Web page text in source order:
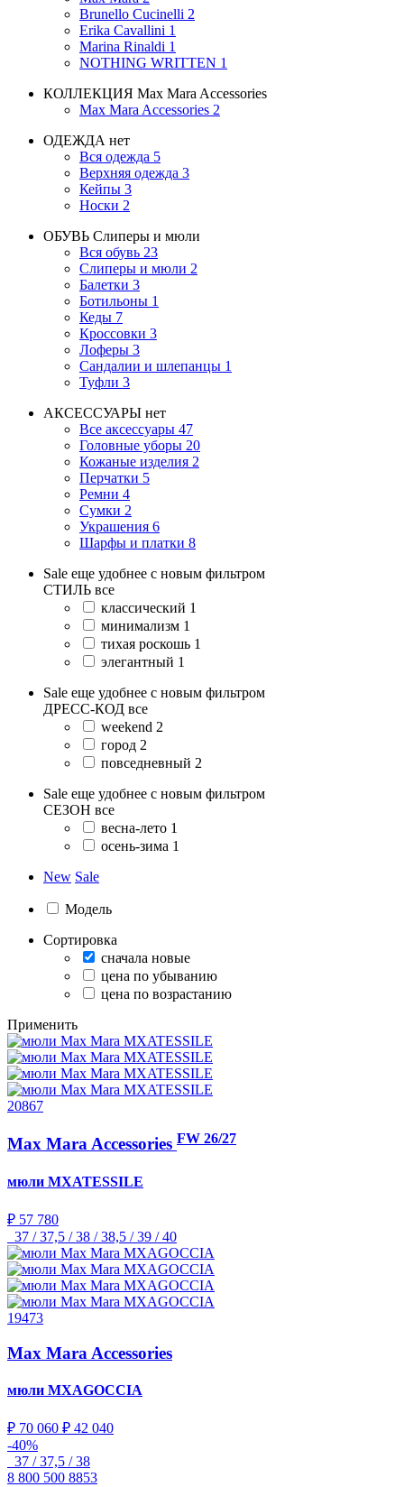
Brunello Cucinelli 2
Erika Cavallini 1
Marina Rinaldi 1
NOTHING WRITTEN 1
КОЛЛЕКЦИЯ Max Mara Accessories
Max Mara Accessories 2
ОДЕЖДА нет
Вся одежда 5
Верхняя одежда 3
Кейпы 3
Носки 2
ОБУВЬ Слиперы и мюли
Вся обувь 23
Слиперы и мюли 2
Балетки 3
Ботильоны 1
Кеды 7
Кроссовки 3
Лоферы 3
Сандалии и шлепанцы 1
Туфли 3
АКСЕССУАРЫ нет
Все аксессуары 47
Головные уборы 20
Кожаные изделия 2
Перчатки 5
Ремни 4
Сумки 2
Украшения 6
Шарфы и платки 8
Sale еще удобнее с новым фильтром
СТИЛЬ все
классический 1
минимализм 1
тихая роскошь 1
элегантный 1
Sale еще удобнее с новым фильтром
ДРЕСС-КОД все
weekend 2
город 2
повседневный 2
Sale еще удобнее с новым фильтром
СЕЗОН все
весна-лето 1
осень-зима 1
New Sale
Модель
Сортировка
сначала новые
цена по убыванию
цена по возрастанию
Применить
20867
Max Mara Accessories FW 26/27
мюли MXATESSILE
₽ 57 780
37 / 37,5 / 38 / 38,5 / 39 / 40
19473
Max Mara Accessories
мюли MXAGOCCIA
₽ 70 060 ₽ 42 040
-40%
37 / 37,5 / 38
8 800 500 8853